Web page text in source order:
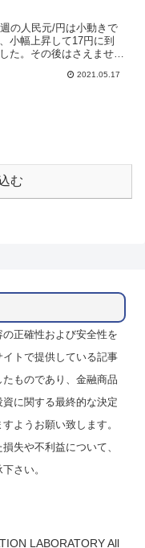
の人民元/円は小動きで
小幅上昇して17円に到
た。その後はさえません
ましたが、その後は順調に
2021.05.17
む
正確性および安全性を
トで提供している記事
ものであり、金融商品
に関する最終的な決定
ようお願い致します。
失や不利益について、
さい。
LABORATORY All